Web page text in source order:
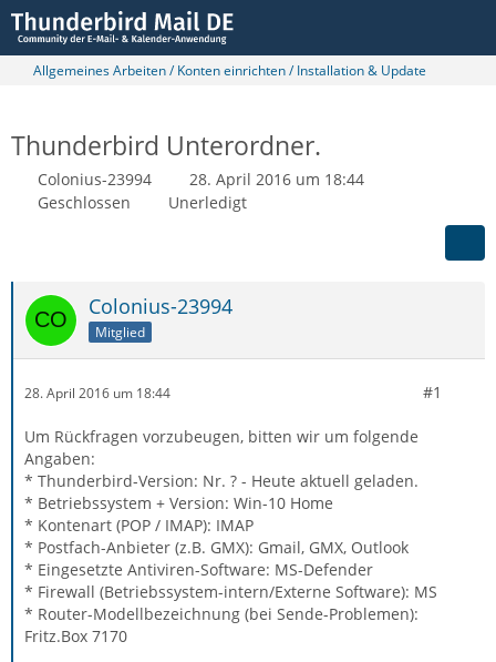
Allgemeines Arbeiten / Konten einrichten / Installation & Update
Thunderbird Unterordner.
Colonius-23994
28. April 2016 um 18:44
Geschlossen
Unerledigt
Colonius-23994
Mitglied
28. April 2016 um 18:44 #1
Um Rückfragen vorzubeugen, bitten wir um folgende
Angaben:
* Thunderbird-Version: Nr. ? - Heute aktuell geladen.
* Betriebssystem + Version: Win-10 Home
* Kontenart (POP / IMAP): IMAP
* Postfach-Anbieter (z.B. GMX): Gmail, GMX, Outlook
* Eingesetzte Antiviren-Software: MS-Defender
* Firewall (Betriebssystem-intern/Externe Software): MS
* Router-Modellbezeichnung (bei Sende-Problemen):
Fritz.Box 7170